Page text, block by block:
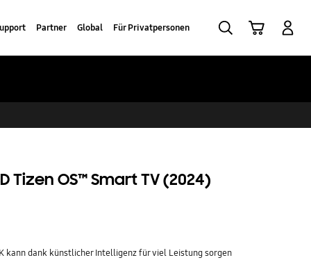
Partner Global Für Privatpersonen
Tizen OS™ Smart TV (2024)
kann dank künstlicher Intelligenz für viel Leistung sorgen